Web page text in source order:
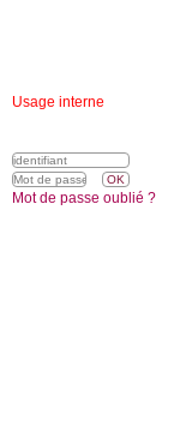
Usage interne
Mot de passe oublié ?